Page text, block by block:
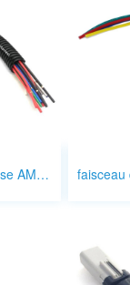
Connecteur de prise AMPSEAL 35 broches